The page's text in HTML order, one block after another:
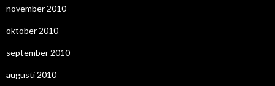
november 2010
oktober 2010
september 2010
augusti 2010